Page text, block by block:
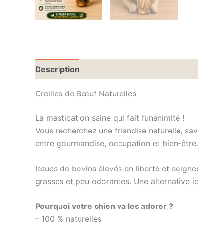
Description
Oreilles de Bœuf Naturelles
La mastication saine qui fait l’unanimité !
Vous recherchez une friandise naturelle,
entre gourmandise, occupation et bien-être.
Issues de bovins élevés en liberté et
grasses et peu odorantes. Une alternative
Pourquoi votre chien va les adorer ?
– 100 % naturelles